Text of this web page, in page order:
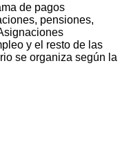
de pagos
pensiones,
y el resto de las
se organiza según la